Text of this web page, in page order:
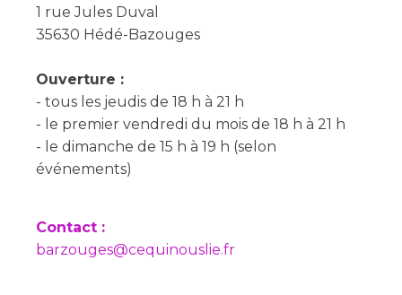
1 rue Jules Duval
35630 Hédé-Bazouges
Ouverture :
- tous les jeudis de 18 h à 21 h
- le premier vendredi du mois de 18 h à 21 h
- le dimanche de 15 h à 19 h (selon
événements)
Contact :
barzouges@cequinouslie.fr